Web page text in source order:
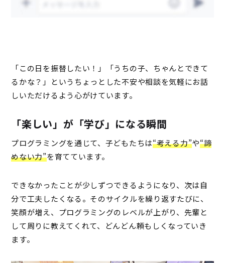
「この日を振替したい！」「うちの子、ちゃんとできて
るかな？」というちょっとした不安や相談を気軽にお話
しいただけるよう心がけています。
「楽しい」が「学び」になる瞬間
プログラミングを通じて、子どもたちは“考える力”や“諦
めない力”を育てています。
できなかったことが少しずつできるようになり、次は自
分で工夫したくなる。そのサイクルを繰り返すたびに、
笑顔が増え、プログラミングのレベルが上がり、先輩と
して周りに教えてくれて、どんどん頼もしくなっていき
ます。